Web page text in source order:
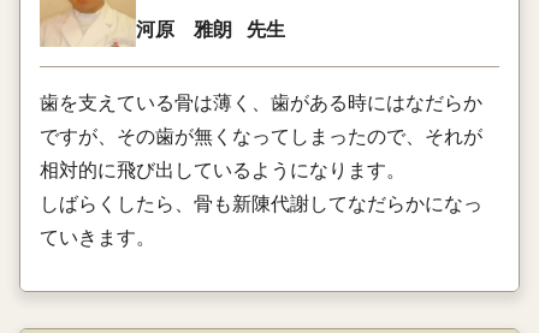
河原 雅朗 先生
歯を支えている骨は薄く、歯がある時にはなだらか
ですが、その歯が無くなってしまったので、それが
相対的に飛び出しているようになります。
しばらくしたら、骨も新陳代謝してなだらかになっ
ていきます。